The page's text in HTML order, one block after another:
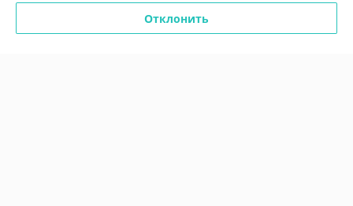
Политика обработки cookiesОтклонить